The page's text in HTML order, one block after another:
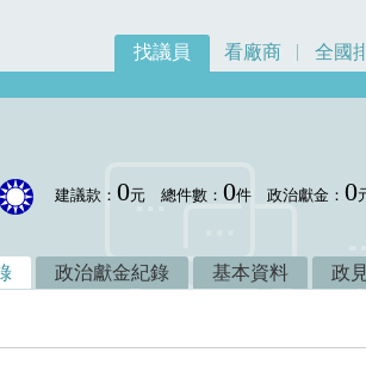
找議員 看廠商 全國
建議款：0元 總件數：0件 政治獻金：0
政治獻金紀錄 基本資料 政